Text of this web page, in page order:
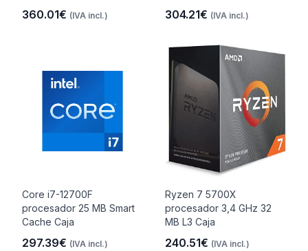
360.01€ (IVA incl.) 304.21€ (IVA incl.)
Core i7-12700F
procesador 25 MB Smart
Cache Caja
297.39€ (IVA incl.)
Ryzen 7 5700X
procesador 3,4 GHz 32
MB L3 Caja
240.51€ (IVA incl.)